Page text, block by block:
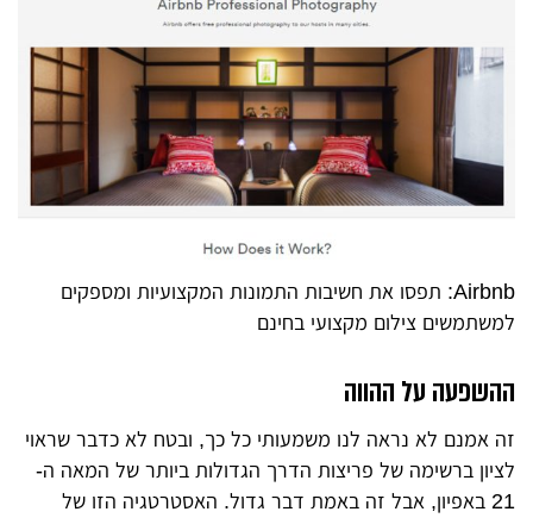
Airbnb: תפסו את חשיבות התמונות המקצועיות ומספקים
למשתמשים צילום מקצועי בחינם
ההשפעה על ההווה
זה אמנם לא נראה לנו משמעותי כל כך, ובטח לא כדבר שראוי
לציון ברשימה של פריצות הדרך הגדולות ביותר של המאה ה-
21 באפיון, אבל זה באמת דבר גדול. האסטרטגיה הזו של